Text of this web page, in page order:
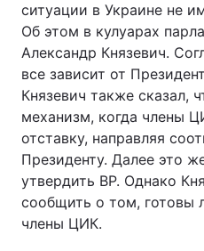
ситуации в Украине не
Об этом в кулуарах
Александр Князевич.
все зависит от
Князевич также сказал,
механизм, когда члены
отставку, направляя
Президенту. Далее это
утвердить ВР. Однако
сообщить о том, готовы
члены ЦИК.